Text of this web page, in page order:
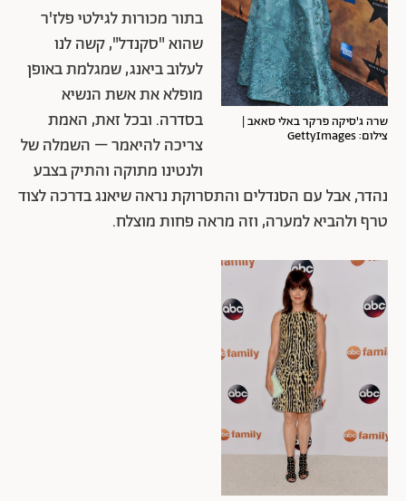
שרה ג'סיקה פרקר באלי סאאב |
צילום: GettyImages
בתור מכורות לגילטי פלז'ר
שהוא "סקנדל", קשה לנו
לעלוב ביאנג, שמגלמת באופן
מופלא את אשת הנשיא
בסדרה. ובכל זאת, האמת
צריכה להיאמר – השמלה של
ולנטינו מתוקה והתיק בצבע
נהדר, אבל עם הסנדלים והתסרוקת נראה שיאנג בדרכה לצוד
טרף ולהביא למערה, וזה מראה פחות מוצלח.